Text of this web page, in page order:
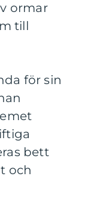
ormar
till
för sin
bett
och